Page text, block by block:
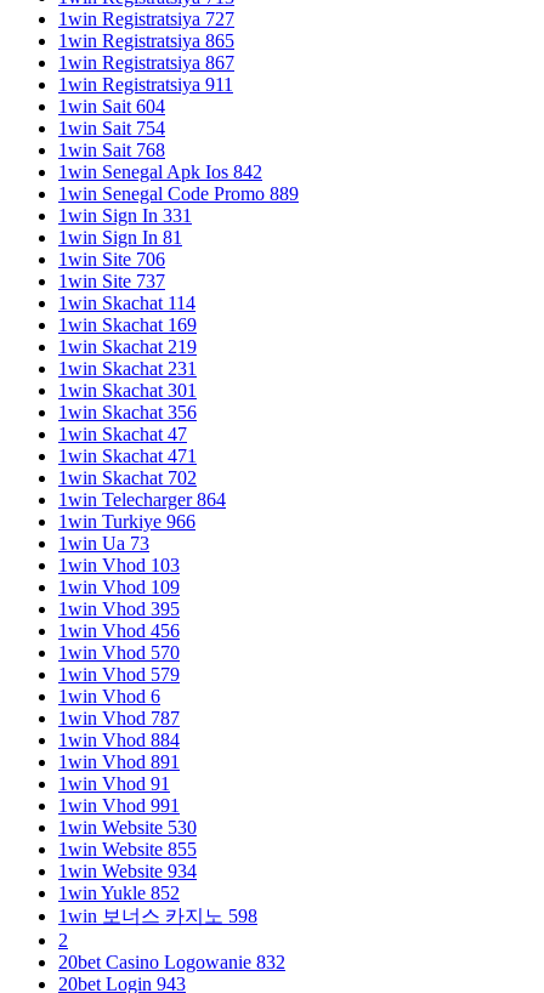
1win Registratsiya 727
1win Registratsiya 865
1win Registratsiya 867
1win Registratsiya 911
1win Sait 604
1win Sait 754
1win Sait 768
1win Senegal Apk Ios 842
1win Senegal Code Promo 889
1win Sign In 331
1win Sign In 81
1win Site 706
1win Site 737
1win Skachat 114
1win Skachat 169
1win Skachat 219
1win Skachat 231
1win Skachat 301
1win Skachat 356
1win Skachat 47
1win Skachat 471
1win Skachat 702
1win Telecharger 864
1win Turkiye 966
1win Ua 73
1win Vhod 103
1win Vhod 109
1win Vhod 395
1win Vhod 456
1win Vhod 570
1win Vhod 579
1win Vhod 6
1win Vhod 787
1win Vhod 884
1win Vhod 891
1win Vhod 91
1win Vhod 991
1win Website 530
1win Website 855
1win Website 934
1win Yukle 852
1win 보너스 카지노 598
2
20bet Casino Logowanie 832
20bet Login 943